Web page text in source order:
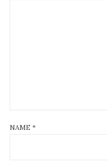
NAME *